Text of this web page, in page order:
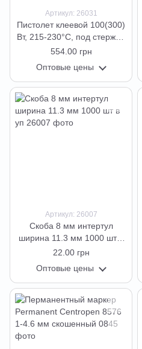
Артикул: 26031
Пистолет клеевой 100(300)
Вт, 215-230°C, под стержни
10,8-11,5 мм, 13-30 г/мин
554.00 грн
Оптовые цены
Артикул: 26007
Скоба 8 мм интертул
ширина 11.3 мм 1000 шт в
уп
22.00 грн
Оптовые цены